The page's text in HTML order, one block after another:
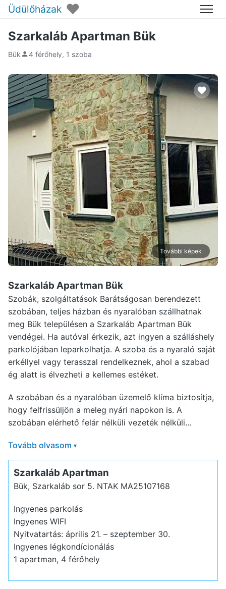
Üdülőházak ♥ Menü
Szarkaláb Apartman Bük
Bük 4 férőhely, 1 szoba
További képek
Szarkaláb Apartman Bük
Szobák, szolgáltatások Barátságosan berendezett
szobában, teljes házban és nyaralóban szállhatnak
meg Bük településen a Szarkaláb Apartman Bük
vendégei. Ha autóval érkezik, azt ingyen a szálláshely
parkolójában leparkolhatja. A szoba és a nyaraló saját
erkéllyel vagy terasszal rendelkeznek, ahol a szabad
ég alatt is élvezheti a kellemes estéket.
A szobában és a nyaralóban üzemelő klíma biztosítja,
hogy felfrissüljön a meleg nyári napokon is. A
szobában elérhető felár nélküli vezeték nélküli...
Tovább olvasom ▾
Szarkaláb Apartman
Bük, Szarkaláb sor 5. NTAK MA25107168
Ingyenes parkolás
Ingyenes WIFI
Nyitvatartás: április 21. – szeptember 30.
Ingyenes légkondícionálás
1 apartman, 4 férőhely